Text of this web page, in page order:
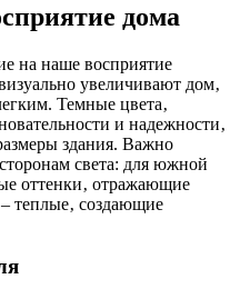
дома
на наше восприятие
увеличивают дом‚
Темные цвета‚
и надежности‚
здания. Важно
света: для южной
оттенки‚ отражающие
теплые‚ создающие